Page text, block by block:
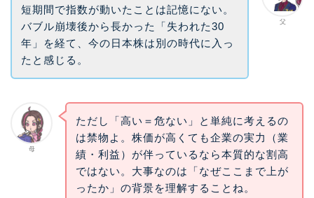
父
短期間で指数が動いたことは記憶にない。
バブル崩壊後から長かった「失われた30
年」を経て、今の日本株は別の時代に入っ
たと感じる。
母
ただし「高い＝危ない」と単純に考えるの
は禁物よ。株価が高くても企業の実力（業
績・利益）が伴っているなら本質的な割高
ではない。大事なのは「なぜここまで上が
ったか」の背景を理解することね。